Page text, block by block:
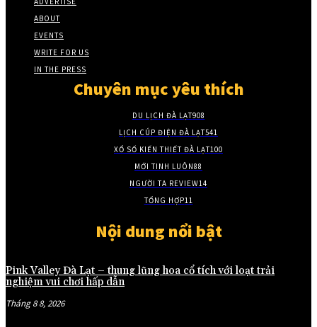
ABOUT
EVENTS
WRITE FOR US
IN THE PRESS
Chuyên mục yêu thích
DU LỊCH ĐÀ LẠT908
LỊCH CÚP ĐIỆN ĐÀ LẠT541
XỔ SỐ KIẾN THIẾT ĐÀ LẠT100
MỚI TINH LUÔN88
NGƯỜI TA REVIEW14
TỔNG HỢP11
Nội dung nổi bật
Pink Valley Đà Lạt – thung lũng hoa cổ tích với loạt trải
nghiệm vui chơi hấp dẫn
Tháng 8 8, 2026